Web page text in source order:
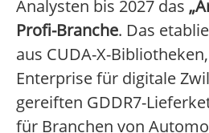
Analysten bis 2027 das
Profi-Branche. Das
aus CUDA-X-
Enterprise für digitale
gereiften GDDR7-
für Branchen von